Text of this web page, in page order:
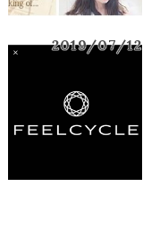
2019/07/12